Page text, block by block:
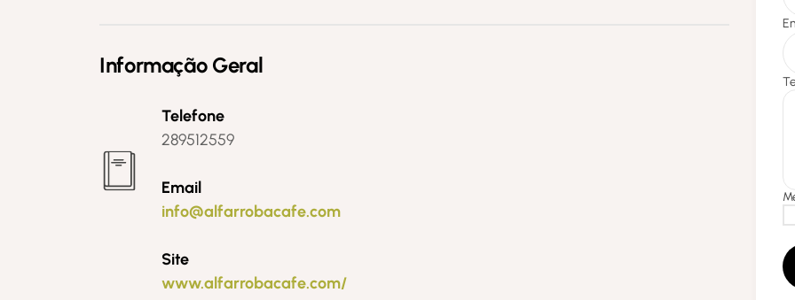
Informação Geral
Telefone
289512559
Email
info@alfarrobacafe.com
Site
www.alfarrobacafe.com/